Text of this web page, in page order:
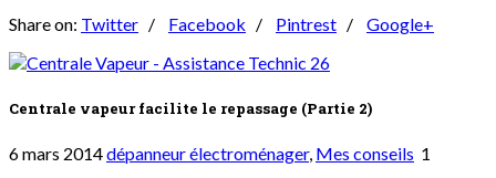
Share on: Twitter / Facebook / Pintrest / Google+
Centrale vapeur facilite le repassage (Partie 2)
6 mars 2014dépanneur électroménager, Mes conseils 1